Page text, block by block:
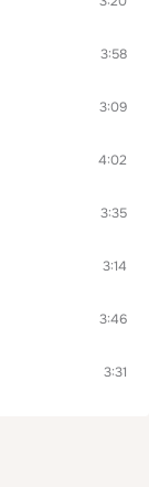
3:58
3:09
4:02
3:35
3:14
3:46
3:31